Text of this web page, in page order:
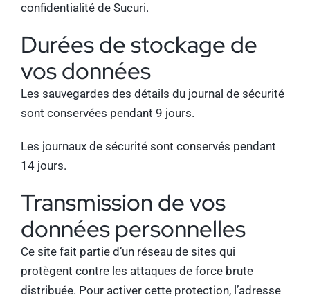
confidentialité de Sucuri.
Durées de stockage de
vos données
Les sauvegardes des détails du journal de sécurité
sont conservées pendant 9 jours.
Les journaux de sécurité sont conservés pendant
14 jours.
Transmission de vos
données personnelles
Ce site fait partie d’un réseau de sites qui
protègent contre les attaques de force brute
distribuée. Pour activer cette protection, l’adresse